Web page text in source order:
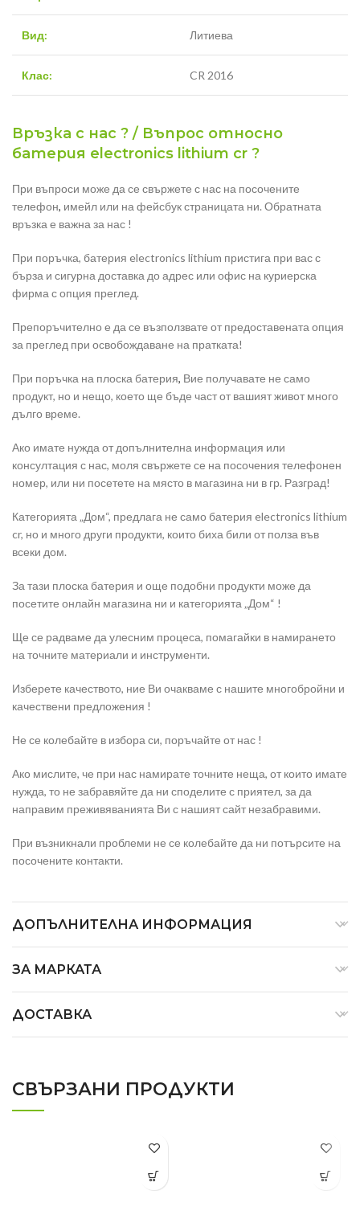
Вид: Литиева
Клас: CR 2016
Връзка с нас ? / Въпрос относно
батерия electronics lithium cr ?
При въпроси може да се свържете с нас на посочените
телефон, имейл или на фейсбук страницата ни. Обратната
връзка е важна за нас !
При поръчка, батерия electronics lithium пристига при вас с
бърза и сигурна доставка до адрес или офис на куриерска
фирма с опция преглед.
Препоръчително е да се възползвате от предоставената опция
за преглед при освобождаване на пратката!
При поръчка на плоска батерия, Вие получавате не само
продукт, но и нещо, което ще бъде част от вашият живот много
дълго време.
Ако имате нужда от допълнителна информация или
консултация с нас, моля свържете се на посочения телефонен
номер, или ни посетете на място в магазина ни в гр. Разград!
Категорията „Дом“, предлага не само батерия electronics lithium
cr, но и много други продукти, които биха били от полза във
всеки дом.
За тази плоска батерия и още подобни продукти може да
посетите онлайн магазина ни и категорията „Дом“ !
Ще се радваме да улесним процеса, помагайки в намирането
на точните материали и инструменти.
Изберете качеството, ние Ви очакваме с нашите многобройни и
качествени предложения !
Не се колебайте в избора си, поръчайте от нас !
Ако мислите, че при нас намирате точните неща, от които имате
нужда, то не забравяйте да ни споделите с приятел, за да
направим преживяванията Ви с нашият сайт незабравими.
При възникнали проблеми не се колебайте да ни потърсите на
посочените контакти.
ДОПЪЛНИТЕЛНА ИНФОРМАЦИЯ
ЗА МАРКАТА
ДОСТАВКА
СВЪРЗАНИ ПРОДУКТИ